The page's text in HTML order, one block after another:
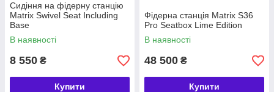
Сидіння на фідерну станцію
Matrix Swivel Seat Including
Base
В наявності
8 550 ₴
Купити
Фідерна станція Matrix S36
Pro Seatbox Lime Edition
В наявності
48 500 ₴
Купити